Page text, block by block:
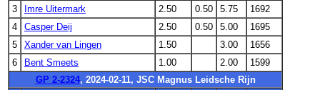
3
Imre Uitermark 2.50 0.50 5.75
1692
4
Casper Deij 2.50 0.50 5.00
1695
5
Xander van Lingen 1.50 3.00
1656
6
Bent Smeets 1.00 2.00
1599
GP 2-2324, 2024-02-11, JSC Magnus Leidsche Rijn